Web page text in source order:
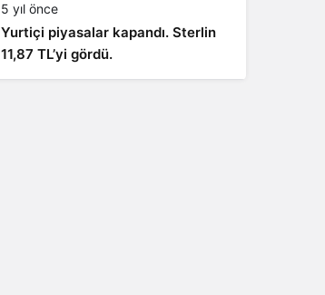
5 yıl önce
Yurtiçi piyasalar kapandı. Sterlin
11,87 TL’yi gördü.